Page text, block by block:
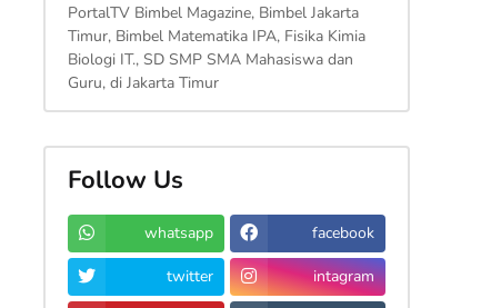
PortalTV Bimbel Magazine, Bimbel Jakarta
Timur, Bimbel Matematika IPA, Fisika Kimia
Biologi IT., SD SMP SMA Mahasiswa dan
Guru, di Jakarta Timur
Follow Us
whatsapp facebook
twitter intagram